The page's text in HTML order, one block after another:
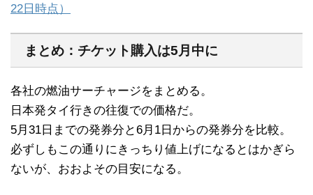
22日時点）
まとめ：チケット購入は5月中に
各社の燃油サーチャージをまとめる。
日本発タイ行きの往復での価格だ。
5月31日までの発券分と6月1日からの発券分を比較。
必ずしもこの通りにきっちり値上げになるとはかぎら
ないが、おおよその目安になる。